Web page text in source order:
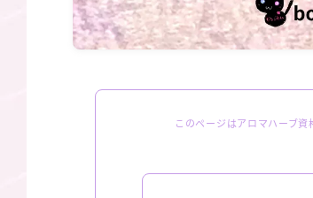
このページはアロマハーブ